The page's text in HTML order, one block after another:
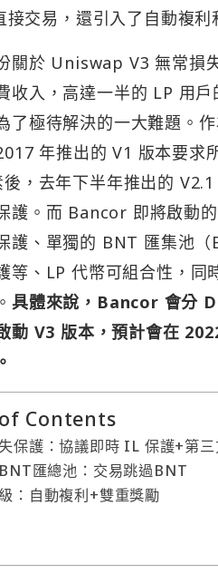
交易，還引入了自動複利
關於 Uniswap V3 無常損
收入，高達一半的 LP 用
了極待解決的一大難題。
年推出的 V1 版本要求
後，去年下半年推出的
護。而 Bancor 即將啟動
護、單獨的 BNT 匯集池
等、LP 代幣可組合性，
具體來說，Bancor 會分
動 V3 版本，預計會在
Contents
保護：協議即時 IL 保護+第三
匯總池：交易跳過BNT
：自動複利+雙重獎勵